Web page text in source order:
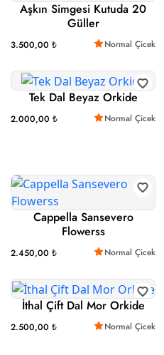
Aşkın Simgesi Kutuda 20
Güller
3.500,00 ₺ Normal Çicek
Tek Dal Beyaz Orkide
2.000,00 ₺ Normal Çicek
Cappella Sansevero
Flowerss
2.450,00 ₺ Normal Çicek
İthal Çift Dal Mor Orkide
2.500,00 ₺ Normal Çicek